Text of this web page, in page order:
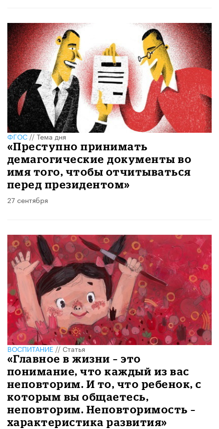
ФГОС//Тема дня
«Преступно принимать
демагогические документы во
имя того, чтобы отчитываться
перед президентом»
27 сентября
ВОСПИТАНИЕ//Статья
«Главное в жизни – это
понимание, что каждый из вас
неповторим. И то, что ребенок, с
которым вы общаетесь,
неповторим. Неповторимость –
характеристика развития»